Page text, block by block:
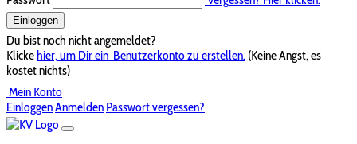
Einloggen
Du bist noch nicht angemeldet?
Klickehier, um Dir ein Benutzerkonto zu erstellen. (Keine Angst, es
kostet nichts)
Mein Konto
EinloggenAnmelden Passwort vergessen?